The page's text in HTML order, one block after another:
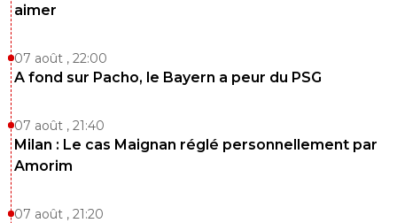
aimer
07 août , 22:00
A fond sur Pacho, le Bayern a peur du PSG
07 août , 21:40
Milan : Le cas Maignan réglé personnellement par
Amorim
07 août , 21:20